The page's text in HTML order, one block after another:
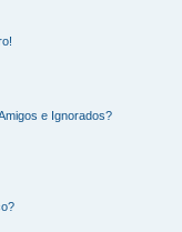
e Ignorados?